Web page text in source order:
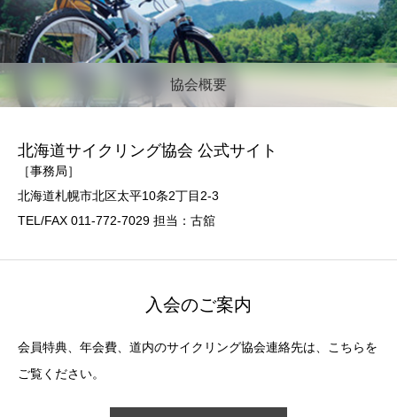
協会概要
北海道サイクリング協会 公式サイト
［事務局］
北海道札幌市北区太平10条2丁目2-3
TEL/FAX 011-772-7029 担当：古舘
入会のご案内
会員特典、年会費、道内のサイクリング協会連絡先は、こちらを
ご覧ください。